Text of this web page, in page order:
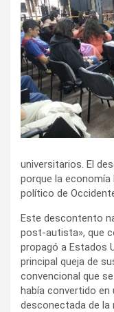
universitarios. El
porque la
político de
Este descontento
post-autista», que
propagó a Estados
principal queja de
convencional que
había convertido en
desconectada de la